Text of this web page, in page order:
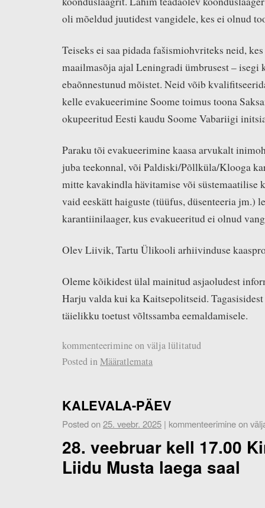
oli mõeldud juutidest vangidele, kes ei olnud
Teiseks ei saa pidada fašismiohvriteks neid,
maailmasõja ajal Leningradi ümbrusest – isegi
ebaõnnestunud mõistet. Neid võib
kelle evakueerimine Soome toimus toona
okupeeritud Eesti kaudu Soome Vabariigi
Paraku tõi evakueerimine kaasa arvukalt
juba teekonnal, või Paldiski/Põllküla/Klooga
mitte kavakindla hävitamise või süstemaatilise
vaid eeskätt haiguste (tüüfus, düsenteeria jm.)
karantiinilaager, kus evakueeritud ei olnud
Olev Liivik, Tartu Ülikooli arhiivinduse
Oleme kõikidest ülal mainitud asjaoludest
Harju valda kui ka Kaitsepolitseid.
täielikku toetust võltssamba eemaldamisele.
kommenteerimine on välja lülitatud
Posted inMääratlemata
KALEVALA-PÄEV
Posted on25. veebr. 2025 | kommenteerimine on
28. veebruar kell 17.00
Liidu Musta laega saal